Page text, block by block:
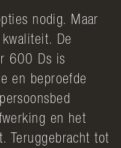
nodig. Maar
De
600 Ds is
en beproefde
en het
Teruggebracht tot